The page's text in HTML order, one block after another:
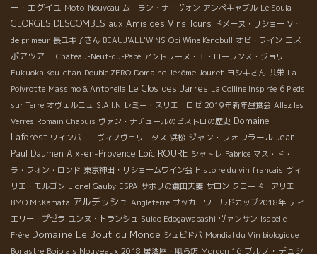
ー・エグイユ Moto-Nouveau ムーラン・ナ・ヴォン アンペキャブル Le Soula
GEORGES DESCOMBES aux Amis des Vins Tours ドメーヌ・リショー Vin
de primeur 長ユキ子さん BEAUJ'ALL'WINS Obi Wine Kenobull オビ・ワイン エス
ポアツアー Château-Neuf-du-Pape アントワーヌ・エ・ローランス・ジョリ
Fukuoka Kou-chan Double ZERO Domaine Jérôme Jouret ヨシキさん 共栄 La
Poivrotte Massimo & Antonella Le Clos des Jarres La Colline Inspirée 6 Pieds
sur Terre オヴェルニュ S.A.I.N レミー・スリエ ロゼ 2019年新年昼食会 Allez les
Verres Romain Chapuis ヴァン・ナチュールのビストロの歴史 Domaine
Laforest ワインバー・ヴィノヴェリータス 浜松 ジャン・フォワラール Jean-
Paul Daumen Aix-en-Provence Loïc ROURE シャトレ Fabrice マス・ド・
ラ・フォン・ロンド 東京神田・リショームワイン会 Histoire du vin francais ヴィ
リエ・モルゴン Lionel Gauby ESPA サボリの鎌田夫妻 サロン クロード・アリエ
BMO Mr.Kamata アルデッシュ Angleterre サッカーワールドカップ2018年 ティ
エリー・プゼラ ユンヌ・トランシュ Suido Edogawabashi ヴァンサン Isabelle
Frère Domaine Le Bout du Monde シュビドバ Mondial du Vin biologique
Bonastre Bojolais Nouveaux 2018 居酒屋・風ら坊 Morgon 16 ブルノ・デュシ